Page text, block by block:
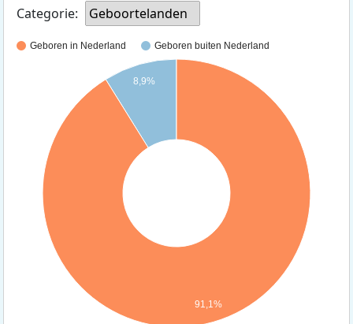
Categorie:
Geboortelanden
Geboren in Nederland Geboren buiten Nederland
8,9%
91,1%